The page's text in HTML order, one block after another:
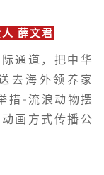
薛文君
通道，把中华
去海外领养家
措-流浪动物摆
画方式传播公